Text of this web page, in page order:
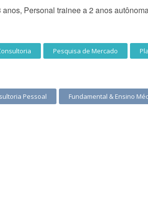
Personal trainee a 2 anos
Pesquisa de Mercado
Pessoal Fundamental & Ensino